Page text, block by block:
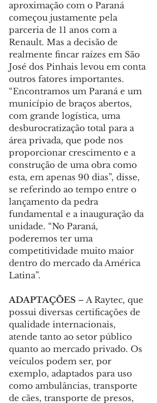
aproximação com o Paraná
começou justamente pela
parceria de 11 anos com a
Renault. Mas a decisão de
realmente fincar raízes em São
José dos Pinhais levou em conta
outros fatores importantes.
“Encontramos um Paraná e um
município de braços abertos,
com grande logística, uma
desburocratização total para a
área privada, que pode nos
proporcionar crescimento e a
construção de uma obra como
esta, em apenas 90 dias”, disse,
se referindo ao tempo entre o
lançamento da pedra
fundamental e a inauguração da
unidade. “No Paraná,
poderemos ter uma
competitividade muito maior
dentro do mercado da América
Latina”.
ADAPTAÇÕES – A Raytec, que
possui diversas certificações de
qualidade internacionais,
atende tanto ao setor público
quanto ao mercado privado. Os
veículos podem ser, por
exemplo, adaptados para uso
como ambulâncias, transporte
de cães, transporte de presos,